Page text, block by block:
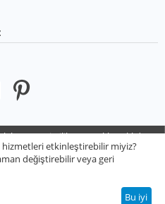
Peynircilik Her Hakkı Saklıdır
hizmetleri etkinleştirebilir miyiz?
değiştirebilir veya geri
Bu iyi